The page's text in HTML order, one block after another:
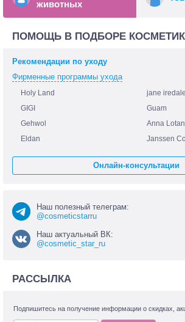
животных
ПОМОЩЬ В ПОДБОРЕ
Рекомендации по уходу
Фирменные программы ухода
Holy Land
jane iredale
GIGI
Guam
Gehwol
Anna Lotan
Eldan
Janssen
Онлайн-консультации
Наш полезный телеграм:
@cosmeticstarru
Наш актуальный ВК:
@cosmetic_star_ru
РАССЫЛКА
Подпишитесь на получение информации о скидках,